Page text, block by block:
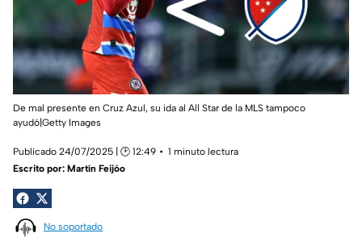
De mal presente en Cruz Azul, su ida al All Star de la MLS tampoco
ayudó|Getty Images
Publicado 24/07/2025 | 🕑 12:49
1 minuto lectura
Escrito por: Martín Feijóo
No soportado